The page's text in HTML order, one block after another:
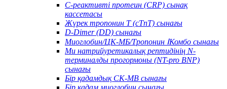
C-реактивті протеин (CRP) сынақ
кассетасы
Жүрек тропонин T (cTnT) сынағы
D-Dimer (DD) сынағы
Миоглобин/ЦК-МБ/Тропонин ⅠКомбо сынағы
Ми натрийуретикалық рептидінің N-
терминалды прогормоны (NT-pro BNP)
сынағы
Бір қадамдық CK-MB сынағы